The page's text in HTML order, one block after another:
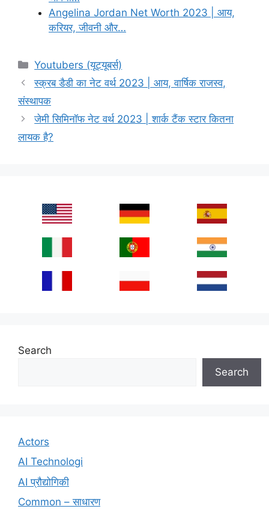
Angelina Jordan Net Worth 2023 | आय,
करियर, जीवनी और…
Categories
Youtubers (यूट्यूबर्स)
स्क्रब डैडी का नेट वर्थ 2023 | आय, वार्षिक राजस्व,
संस्थापक
जेमी सिमिनॉफ नेट वर्थ 2023 | शार्क टैंक स्टार कितना
लायक है?
Search
Search
Actors
AI Technologi
AI प्रौद्योगिकी
Common – साधारण